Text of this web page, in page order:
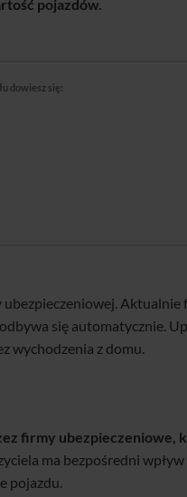
pojazdów.
dowiesz się:
się automatycznie.
wychodzenia z domu.
firmy ubezpieczeniowe,
ma bezpośredni
pojazdu.